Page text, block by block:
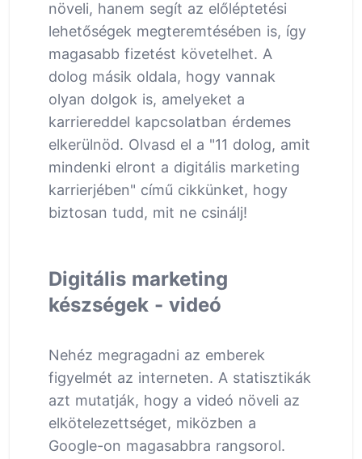
növeli, hanem segít az előléptetési
lehetőségek megteremtésében is, így
magasabb fizetést követelhet. A
dolog másik oldala, hogy vannak
olyan dolgok is, amelyeket a
karriereddel kapcsolatban érdemes
elkerülnöd. Olvasd el a "11 dolog, amit
mindenki elront a digitális marketing
karrierjében" című cikkünket, hogy
biztosan tudd, mit ne csinálj!
Digitális marketing
készségek - videó
Nehéz megragadni az emberek
figyelmét az interneten. A statisztikák
azt mutatják, hogy a videó növeli az
elkötelezettséget, miközben a
Google-on magasabbra rangsorol.